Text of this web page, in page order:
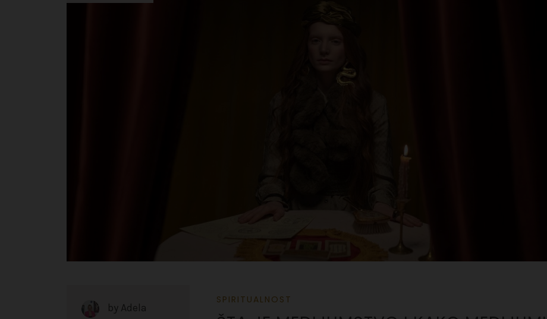
by Adela
SPIRITUALNOST